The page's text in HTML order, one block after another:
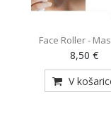
Face Roller -
pripomoček (AE-
8,50 €
V